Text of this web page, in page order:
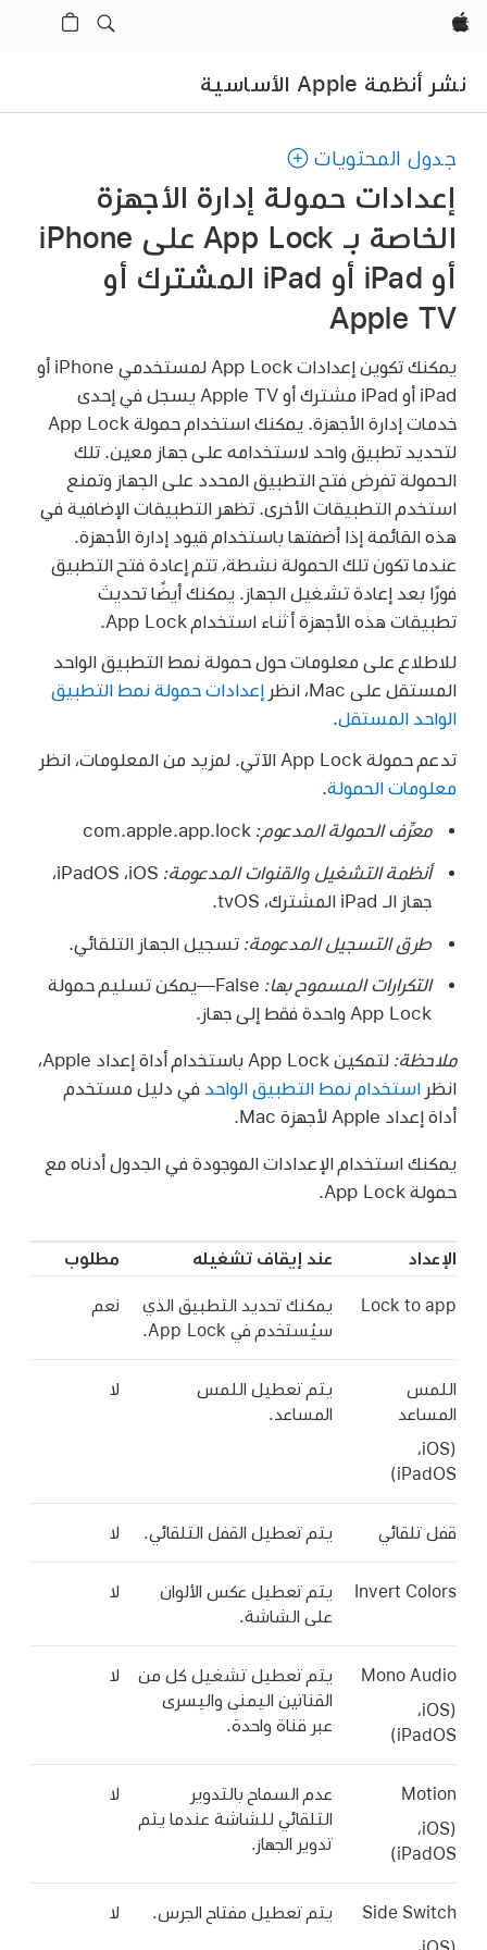
Apple‏
نشر أنظمة Apple الأساسية
جدول المحتويات
إعدادات حمولة إدارة الأجهزة
الخاصة بـ App Lock على iPhone
أو iPad أو iPad المشترك أو
Apple TV
يمكنك تكوين إعدادات App Lock لمستخدمي iPhone أو
iPad أو
iPad مشترك أو Apple TV يسجل في إحدى
خدمات إدارة الأجهزة. يمكنك استخدام حمولة App Lock
لتحديد تطبيق واحد لاستخدامه على جهاز معين. تلك
الحمولة تفرض فتح التطبيق المحدد على الجهاز وتمنع
استخدم التطبيقات الأخرى. تظهر التطبيقات الإضافية في
هذه القائمة إذا أضفتها باستخدام قيود إدارة الأجهزة.
عندما تكون تلك الحمولة نشطة، تتم إعادة فتح التطبيق
فورًا بعد إعادة تشغيل الجهاز. يمكنك أيضًا تحديث
تطبيقات هذه الأجهزة أثناء استخدام App Lock.
للاطلاع على معلومات حول حمولة نمط التطبيق الواحد
المستقل على Mac، انظر
إعدادات حمولة نمط التطبيق
الواحد المستقل.
تدعم حمولة App Lock الآتي. لمزيد من المعلومات، انظر
معلومات الحمولة
معرِّف الحمولة المدعوم: com.apple.app.lock
أنظمة التشغيل والقنوات المدعومة:
‏iOS، ‏iPadOS،
جهازالـ iPad المشترك ، tvOS.
طرق التسجيل المدعومة: تسجيل الجهاز التلقائي.
التكرارات المسموح بها:
‏False—يمكن تسليم حمولة
App Lock واحدة فقط إلى جهاز.
ملاحظة: لتمكين App Lock باستخدام أداة إعداد Apple
،
انظر استخدام نمط التطبيق الواحد في دليل مستخدم
أداة إعداد Apple
لأجهزة Mac.
يمكنك استخدام الإعدادات الموجودة في الجدول أدناه مع
حمولة App Lock.
الإعداد عند إيقاف تشغيله مطلوب
Lock to app
يمكنك تحديد التطبيق الذي
سيُستخدم في App Lock.
نعم
اللمس
المساعد
‏(iOS،‏
iPadOS)
يتم تعطيل اللمس
المساعد.
لا
قفل تلقائي يتم تعطيل القفل التلقائي. لا
Invert Colors
يتم تعطيل عكس الألوان
على الشاشة.
لا
Mono Audio
‏(iOS،‏
iPadOS)
يتم تعطيل تشغيل كل من
القناتين اليمنى واليسرى
عبر قناة واحدة.
لا
Motion
‏(iOS،‏
iPadOS)
عدم السماح بالتدوير
التلقائي للشاشة عندما يتم
تدوير الجهاز.
لا
Side Switch يتم تعطيل مفتاح الجرس. لا